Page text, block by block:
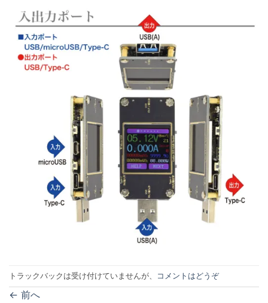
トラックバックは受け付けていませんが、 コメントはどうぞ
← 前へ